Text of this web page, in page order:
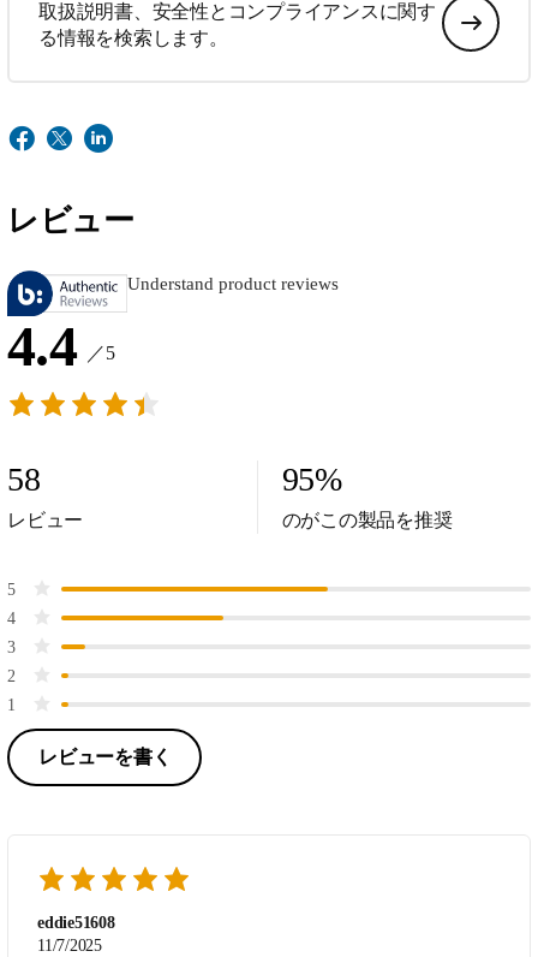
取扱説明書、安全性とコンプライアンスに関す
る情報を検索します。
レビュー
Understand product reviews
4.4 ／5
58
レビュー
95%
のがこの製品を推奨
5
4
3
2
1
レビューを書く
eddie51608
11/7/2025